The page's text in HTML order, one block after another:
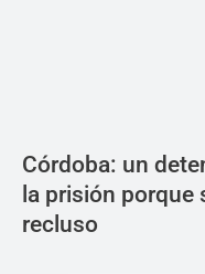
Córdoba: un
la prisión porque
recluso